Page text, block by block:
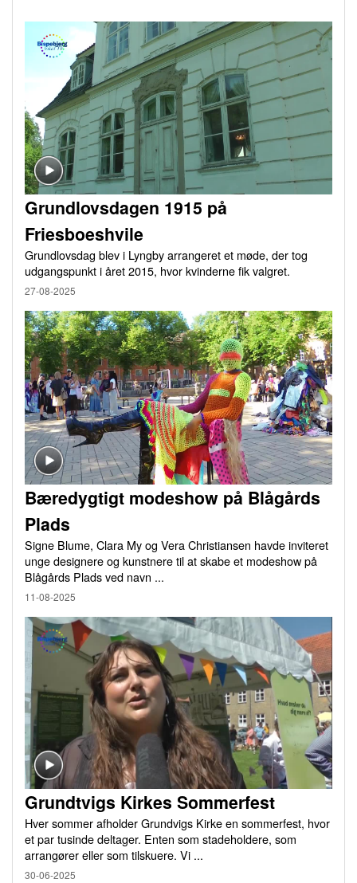
Grundlovsdagen 1915 på
Friesboeshvile
Grundlovsdag blev i Lyngby arrangeret et møde, der tog
udgangspunkt i året 2015, hvor kvinderne fik valgret.
27-08-2025
Bæredygtigt modeshow på Blågårds
Plads
Signe Blume, Clara My og Vera Christiansen havde inviteret
unge designere og kunstnere til at skabe et modeshow på
Blågårds Plads ved navn ...
11-08-2025
Grundtvigs Kirkes Sommerfest
Hver sommer afholder Grundvigs Kirke en sommerfest, hvor
et par tusinde deltager. Enten som stadeholdere, som
arrangører eller som tilskuere. Vi ...
30-06-2025